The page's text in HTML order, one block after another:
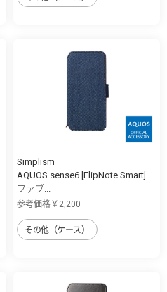
Simplism
AQUOS sense6 [FlipNote Smart]
ファブ...
参考価格￥2,200
その他（ケース）